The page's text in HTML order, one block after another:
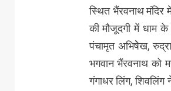
स्थित भैंरवनाथ मंदिर
की मौजूदगी में धाम
पंचामृत अभिषेेख,
भगवान भैंरवनाथ को
गंगाधर लिंग, शिवलिंग